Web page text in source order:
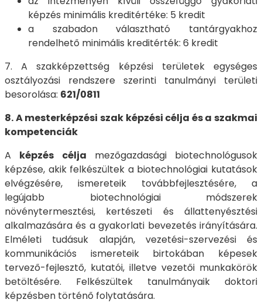
képzés minimális kreditértéke: 5 kredit
a szabadon választható tantárgyakhoz
rendelhető minimális kreditérték: 6 kredit
7. A szakképzettség képzési területek egységes
osztályozási rendszere szerinti tanulmányi területi
besorolása: 621/0811
8. A mesterképzési szak képzési célja és a szakmai
kompetenciák
A képzés célja mezőgazdasági biotechnológusok
képzése, akik felkészültek a biotechnológiai kutatások
elvégzésére, ismereteik továbbfejlesztésére, a
legújabb biotechnológiai módszerek
növénytermesztési, kertészeti és állattenyésztési
alkalmazására és a gyakorlati bevezetés irányítására.
Elméleti tudásuk alapján, vezetési-szervezési és
kommunikációs ismereteik birtokában képesek
tervező-fejlesztő, kutatói, illetve vezetői munkakörök
betöltésére. Felkészültek tanulmányaik doktori
képzésben történő folytatására.